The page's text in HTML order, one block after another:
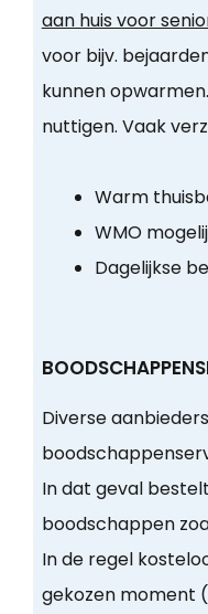
aan huis voor
voor bijv.
kunnen
nuttigen. Vaak
Warm
WMO
Dagelijkse
Diverse
In dat geval
boodschappen
In de regel
gekozen moment